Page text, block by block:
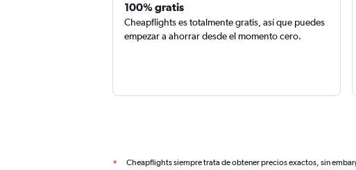
100% gratis
Cheapflights es totalmente gratis, así que puedes
empezar a ahorrar desde el momento cero.
* Cheapflights siempre trata de obtener precios exactos, sin